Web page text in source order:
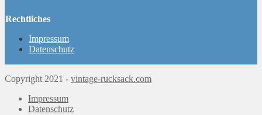
Rechtliches
Impressum
Datenschutz
Copyright 2021 - vintage-rucksack.com
Impressum
Datenschutz